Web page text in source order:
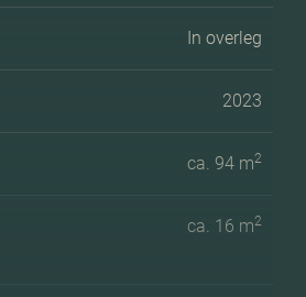
In overleg
2023
ca. 94 m2
ca. 16 m2